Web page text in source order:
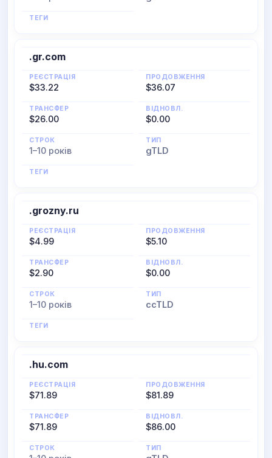
ТЕГИ
.gr.com
РЕЄСТРАЦІЯ
$33.22
ПРОДОВЖЕННЯ
$36.07
ТРАНСФЕР
$26.00
ВІДНОВЛ.
$0.00
СТРОК
1–10 років
ТИП
gTLD
ТЕГИ
.grozny.ru
РЕЄСТРАЦІЯ
$4.99
ПРОДОВЖЕННЯ
$5.10
ТРАНСФЕР
$2.90
ВІДНОВЛ.
$0.00
СТРОК
1–10 років
ТИП
ccTLD
ТЕГИ
.hu.com
РЕЄСТРАЦІЯ
$71.89
ПРОДОВЖЕННЯ
$81.89
ТРАНСФЕР
$71.89
ВІДНОВЛ.
$86.00
СТРОК ТИП